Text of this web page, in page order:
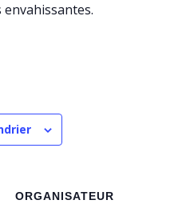
envahissantes.
ORGANISATEUR